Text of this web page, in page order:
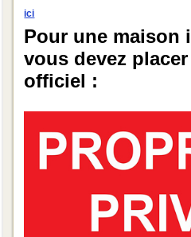
ici
Pour une maison
vous devez
officiel :